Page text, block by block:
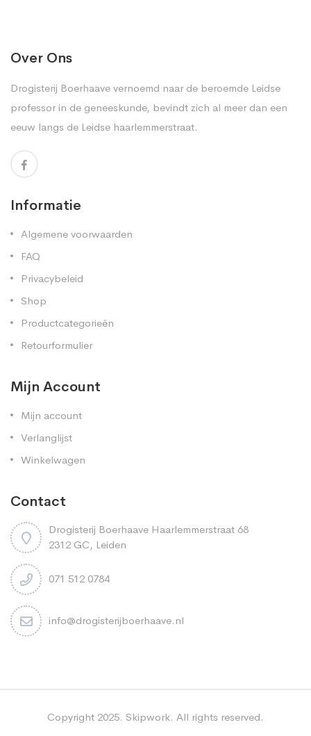
Over Ons
Drogisterij Boerhaave vernoemd naar de beroemde Leidse
professor in de geneeskunde, bevindt zich al meer dan een
eeuw langs de Leidse haarlemmerstraat.
Informatie
Algemene voorwaarden
FAQ
Privacybeleid
Shop
Productcategorieën
Retourformulier
Mijn Account
Mijn account
Verlanglijst
Winkelwagen
Contact
Drogisterij Boerhaave Haarlemmerstraat 68
2312 GC, Leiden
071 512 0784
info@drogisterijboerhaave.nl
Copyright 2025. Skipwork. All rights reserved.